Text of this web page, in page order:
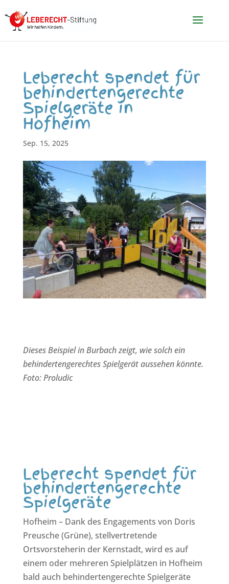
Leberecht spendet für
behindertengerechte
Spielgeräte in
Hofheim
Sep. 15, 2025
Dieses Beispiel in Burbach zeigt, wie solch ein
behindertengerechtes Spielgerät aussehen könnte.
Foto: Proludic
Leberecht spendet für
behindertengerechte
Spielgeräte
Hofheim – Dank des Engagements von Doris
Preusche (Grüne), stellvertretende
Ortsvorsteherin der Kernstadt, wird es auf
einem oder mehreren Spielplätzen in Hofheim
bald auch behindertengerechte Spielgeräte